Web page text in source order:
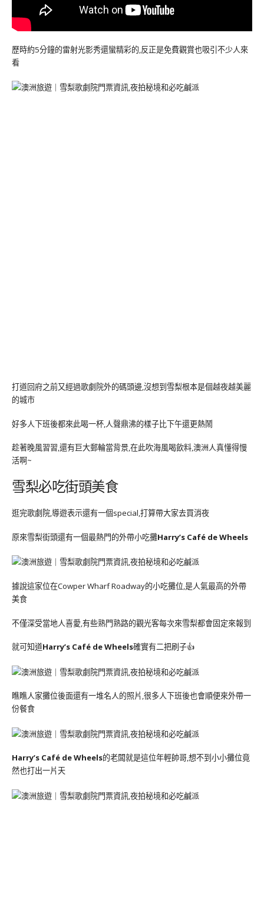
歷時約5分鐘的雷射光影秀還蠻精彩的,反正是免費觀賞也吸引不少人來
看
打道回府之前又經過歌劇院外的碼頭邊,沒想到雪梨根本是個越夜越美麗
的城市
好多人下班後都來此喝一杯,人聲鼎沸的樣子比下午還更熱鬧
趁著晚風習習,還有巨大郵輪當背景,在此吹海風喝飲料,澳洲人真懂得慢
活啊~
雪梨必吃街頭美食
逛完歌劇院,導遊表示還有一個special,打算帶大家去買消夜
原來雪梨街頭還有一個最熱門的外帶小吃攤Harry’s Café de Wheels
據說這家位在Cowper Wharf Roadway的小吃攤位,是人氣最高的外帶
美食
不僅深受當地人喜愛,有些熟門熟路的觀光客每次來雪梨都會固定來報到
就可知道Harry’s Café de Wheels確實有二把刷子👍
瞧瞧人家攤位後面還有一堆名人的照片,很多人下班後也會順便來外帶一
份餐食
Harry’s Café de Wheels的老闆就是這位年輕帥哥,想不到小小攤位竟
然也打出一片天